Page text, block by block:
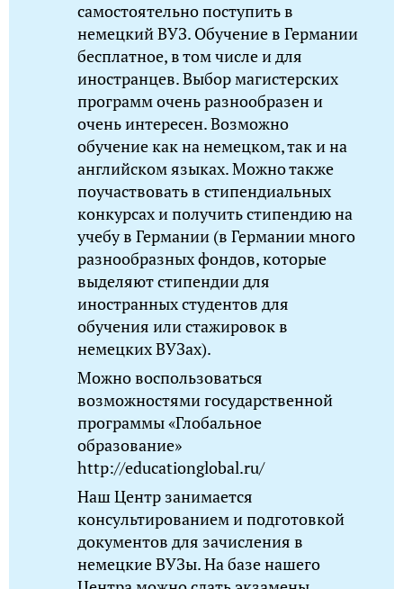
самостоятельно поступить в
немецкий ВУЗ. Обучение в Германии
бесплатное, в том числе и для
иностранцев. Выбор магистерских
программ очень разнообразен и
очень интересен. Возможно
обучение как на немецком, так и на
английском языках. Можно также
поучаствовать в стипендиальных
конкурсах и получить стипендию на
учебу в Германии (в Германии много
разнообразных фондов, которые
выделяют стипендии для
иностранных студентов для
обучения или стажировок в
немецких ВУЗах).
Можно воспользоваться
возможностями государственной
программы «Глобальное
образование»
http://educationglobal.ru/
Наш Центр занимается
консультированием и подготовкой
документов для зачисления в
немецкие ВУЗы. На базе нашего